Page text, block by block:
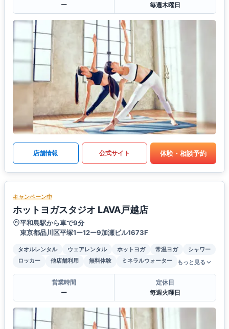
ー
毎週木曜日
店舗情報 公式サイト 体験・相談予約
キャンペーン中
ホットヨガスタジオ LAVA戸越店
平和島駅から車で9分
東京都品川区平塚1ー12ー9加瀬ビル1673F
タオルレンタル ウェアレンタル ホットヨガ 常温ヨガ
シャワー
ロッカー
他店舗利用 無料体験 ミネラルウォーター もっと見る
営業時間
ー
定休日
毎週火曜日